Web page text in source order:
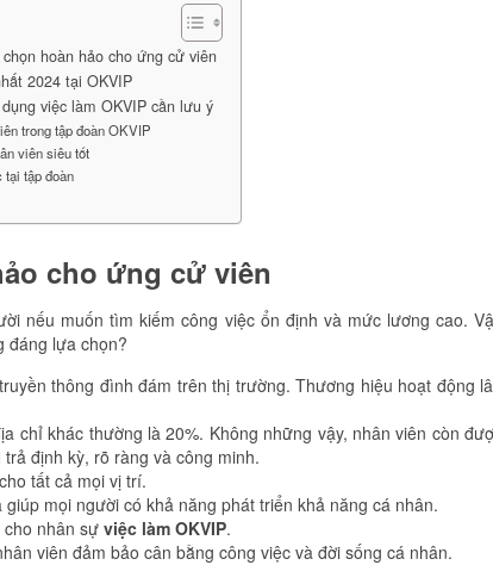
hoàn hảo cho ứng cử viên
2024 tại OKVIP
việc làm OKVIP cần lưu ý
trong tập đoàn OKVIP
viên siêu tốt
tại tập đoàn
cho ứng cử viên
nếu muốn tìm kiếm công việc ổn định và mức lương cao.
đáng lựa chọn?
thông đình đám trên thị trường. Thương hiệu hoạt động
chỉ khác thường là 20%. Không những vậy, nhân viên còn
định kỳ, rõ ràng và công minh.
tất cả mọi vị trí.
mọi người có khả năng phát triển khả năng cá nhân.
nhân sự việc làm OKVIP.
viên đảm bảo cân bằng công việc và đời sống cá nhân.